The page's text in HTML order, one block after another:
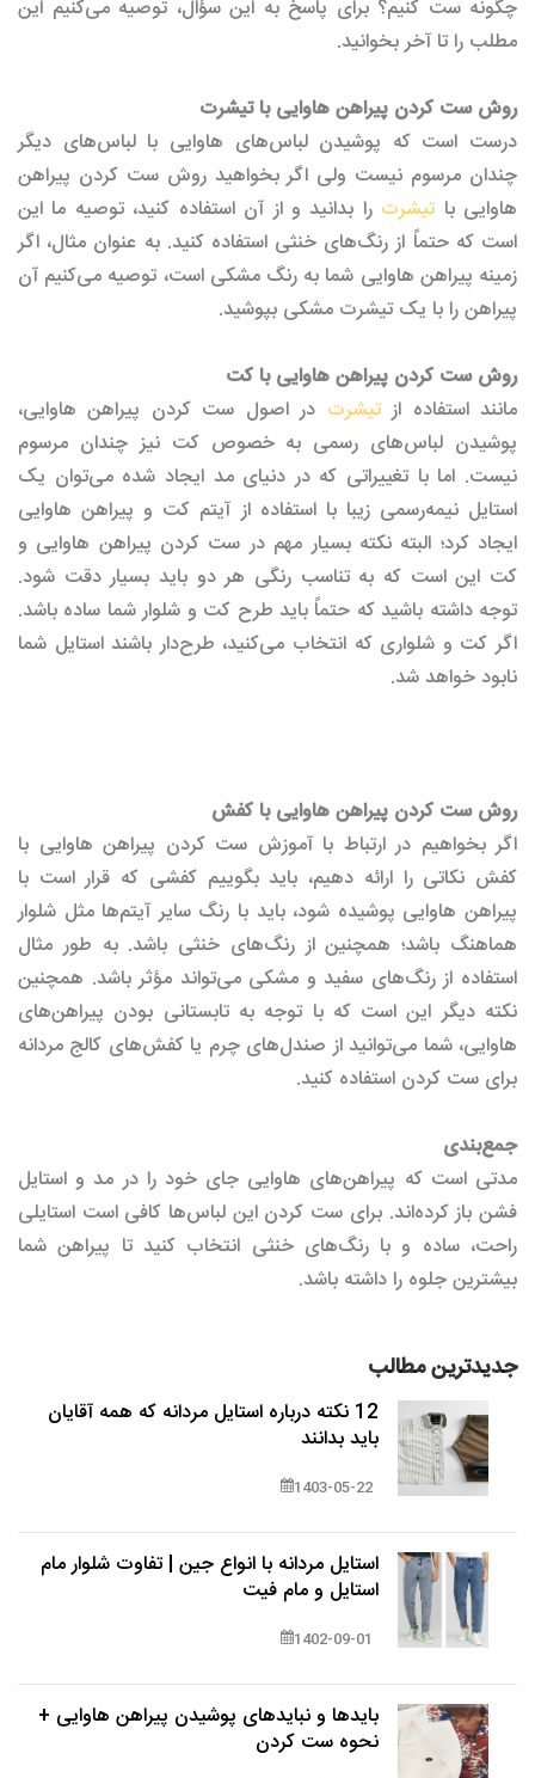
چگونه ست کنیم؟ برای پاسخ به این سؤال، توصیه می‌کنیم این
مطلب را تا آخر بخوانید.
روش ست کردن پیراهن هاوایی با تیشرت
درست است که پوشیدن لباس‌های هاوایی با لباس‌های دیگر
چندان مرسوم نیست ولی اگر بخواهید روش ست کردن پیراهن
هاوایی با تیشرت را بدانید و از آن استفاده کنید، توصیه ما این
است که حتماً از رنگ‌های خنثی استفاده کنید. به عنوان مثال، اگر
زمینه پیراهن هاوایی شما به رنگ مشکی است، توصیه می‌کنیم آن
پیراهن را با یک تیشرت مشکی بپوشید.
روش ست کردن پیراهن هاوایی با کت
مانند استفاده ازتیشرت در اصول ست کردن پیراهن هاوایی،
پوشیدن لباس‌های رسمی به خصوص کت نیز چندان مرسوم
نیست. اما با تغییراتی که در دنیای مد ایجاد شده می‌توان یک
استایل نیمه‌رسمی زیبا با استفاده از آیتم کت و پیراهن هاوایی
ایجاد کرد؛ البته نکته بسیار مهم در ست کردن پیراهن هاوایی و
کت این است که به تناسب رنگی هر دو باید بسیار دقت شود.
توجه داشته باشید که حتماً باید طرح کت و شلوار شما ساده باشد.
اگر کت و شلواری که انتخاب می‌کنید، طرح‌دار باشند استایل شما
نابود خواهد شد.
روش ست کردن پیراهن هاوایی با کفش
اگر بخواهیم در ارتباط با آموزش ست کردن پیراهن هاوایی با
کفش نکاتی را ارائه دهیم، باید بگوییم کفشی که قرار است با
پیراهن هاوایی پوشیده شود، باید با رنگ سایر آیتم‌ها مثل شلوار
هماهنگ باشد؛ همچنین از رنگ‌های خنثی باشد. به طور مثال
استفاده از رنگ‌های سفید و مشکی می‌تواند مؤثر باشد. همچنین
نکته دیگر این است که با توجه به تابستانی بودن پیراهن‌های
هاوایی، شما می‌توانید از صندل‌های چرم یا کفش‌های کالج مردانه
برای ست کردن استفاده کنید.
جمع‌بندی
مدتی است که پیراهن‌های هاوایی جای خود را در مد و استایل
فشن باز کرده‌اند. برای ست کردن این لباس‌ها کافی است استایلی
راحت، ساده و با رنگ‌های خنثی انتخاب کنید تا پیراهن شما
بیشترین جلوه را داشته باشد.
جدیدترین مطالب
12 نکته درباره استایل مردانه که همه آقایان
باید بدانند
1403-05-22
استایل مردانه با انواع جین | تفاوت شلوار مام
استایل و مام فیت
1402-09-01
بایدها و نبایدهای پوشیدن پیراهن هاوایی +
نحوه ست کردن